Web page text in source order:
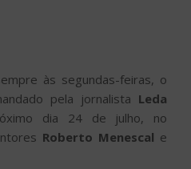
às segundas-feiras, o
pela jornalista Leda
dia 24 de julho, no
Roberto Menescal e